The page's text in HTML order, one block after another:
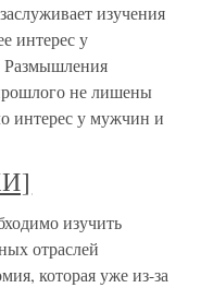
изучения
интерес у
Размышления
не лишены
интерес у мужчин и
изучить
отраслей
которая уже из-за